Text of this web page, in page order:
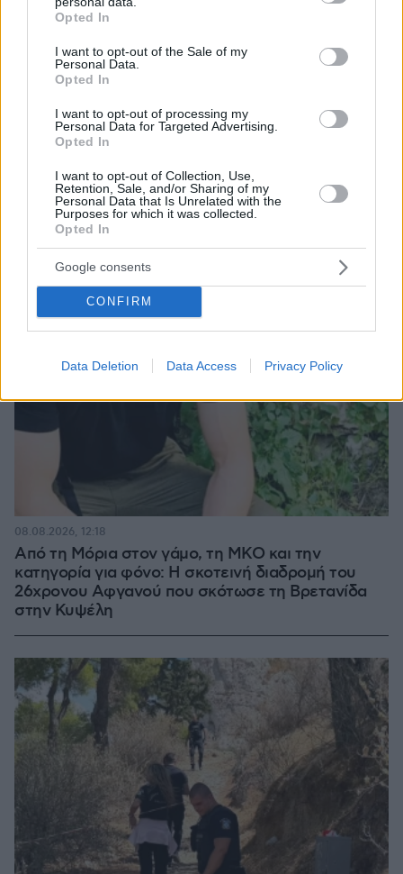
grant or deny consent to Google and its third-party tags to
use your data for below specified purposes in below Google
consent section.
Opted In
I want to opt-out of the Sale of my
Personal Data.
Opted In
I want to opt-out of processing my
Personal Data for Targeted Advertising.
Opted In
I want to opt-out of Collection, Use,
Retention, Sale, and/or Sharing of my
Personal Data that Is Unrelated with the
Purposes for which it was collected.
Opted In
Google consents
CONFIRM
Data Deletion Data Access Privacy Policy
Τι έγραφαν οι ξένοι ανταποκριτές σε
08.08.2026, 10:26
Από τη Μόρια στον γάμο, τη ΜΚΟ και την
κατηγορία για φόνο: Η σκοτεινή διαδρομή του
26χρονου Αφγανού που σκότωσε τη Βρετανίδα
στην Κυψέλη
08.08.2026, 12:18